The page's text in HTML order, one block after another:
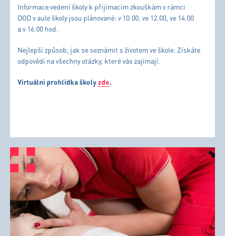
Informace vedení školy k přijímacím zkouškám v rámci
DOD v aule školy jsou plánované: v 10.00, ve 12.00, ve 14.00
a v 16.00 hod.
Nejlepší způsob, jak se seznámit s životem ve škole. Získáte
odpovědi na všechny otázky, které vás zajímají.
Virtuální prohlídka školyzde.